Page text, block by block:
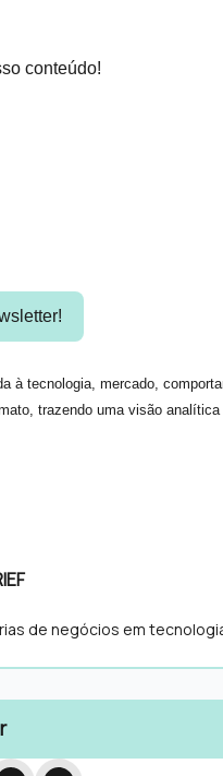
conteúdo!
à tecnologia, mercado,
trazendo uma visão
de negócios em